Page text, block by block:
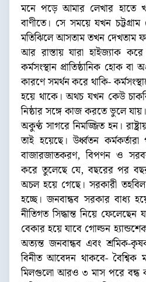
মনে পড়ে আমার লেখার হাতে
বাণীতে। সে সময়ে যখন
মতিঝিলে আসতাম তখন দেখতাম
আর রাস্তায় যারা হাইজ্যাক
কর্মসংস্থান প্রাতিষ্ঠানিক হোক
কারণে সমর্থন করে থাকি-
হয়ে থাকে। অথচ যখন কেউ
নিষ্ঠার সঙ্গে কাজ করতে ভুলে
অকুণ্ঠ সাগরে নিমজ্জিত হন।
তাই হয়েছে। উর্ধ্বতন
বাজারজাতকরণ, বিপণন ও
করে তুলেছে যে, বছরের পর
অচল হয়ে গেছে। সরকারী
হচ্ছে। জনবান্ধব সরকার বাধ্য
নীতিগত সিদ্ধান্ত নিয়ে
বেকার হয়ে যাবে গোল্ডন হ্যান্ডশেক
অত্যন্ত জনবান্ধব এবং শ্রমিক-
বিনীত আবেদন থাকবে- বৈশ্বিক
মিলগুলো আরও ৩ মাস পরে বন্ধ